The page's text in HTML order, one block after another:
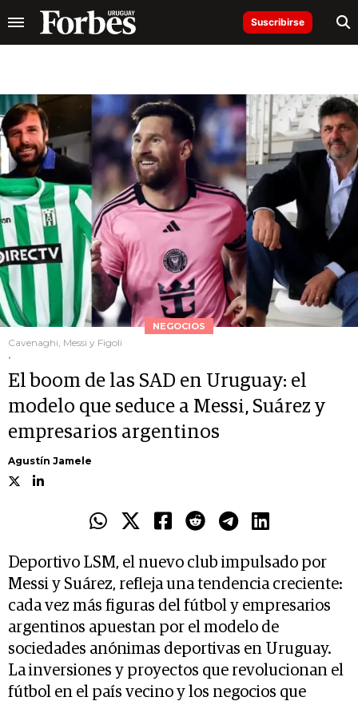
Suscribirse
NEGOCIOS
Cavenaghi, Messi y Figoli
.
El boom de las SAD en Uruguay: el
modelo que seduce a Messi, Suárez y
empresarios argentinos
Agustín Jamele
Deportivo LSM, el nuevo club impulsado por
Messi y Suárez, refleja una tendencia creciente:
cada vez más figuras del fútbol y empresarios
argentinos apuestan por el modelo de
sociedades anónimas deportivas en Uruguay.
La inversiones y proyectos que revolucionan el
fútbol en el país vecino y los negocios que